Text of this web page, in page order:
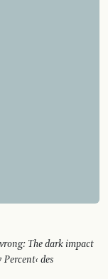
The dark impact
des